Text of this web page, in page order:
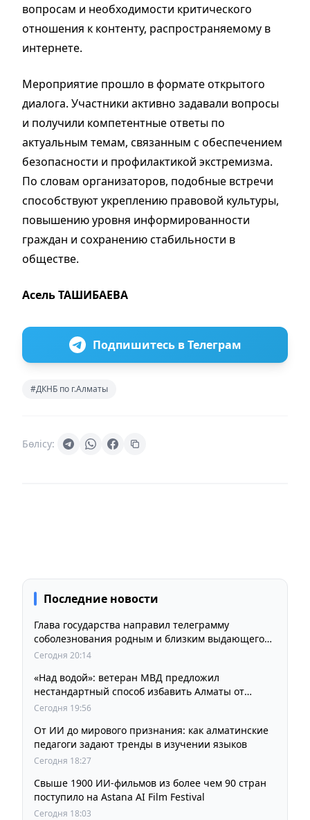
вопросам и необходимости критического
отношения к контенту, распространяемому в
интернете.
Мероприятие прошло в формате открытого
диалога. Участники активно задавали вопросы
и получили компетентные ответы по
актуальным темам, связанным с обеспечением
безопасности и профилактикой экстремизма.
По словам организаторов, подобные встречи
способствуют укреплению правовой культуры,
повышению уровня информированности
граждан и сохранению стабильности в
обществе.
Асель ТАШИБАЕВА
Подпишитесь в Телеграм
#ДКНБ по г.Алматы
Бөлісу:
Последние новости
Глава государства направил телеграмму
соболезнования родным и близким выдающегося
кинорежиссера Ардака Амиркулова
Сегодня 20:14
«Над водой»: ветеран МВД предложил
нестандартный способ избавить Алматы от
пробок и смога
Сегодня 19:56
От ИИ до мирового признания: как алматинские
педагоги задают тренды в изучении языков
Сегодня 18:27
Свыше 1900 ИИ-фильмов из более чем 90 стран
поступило на Astana AI Film Festival
Сегодня 18:03